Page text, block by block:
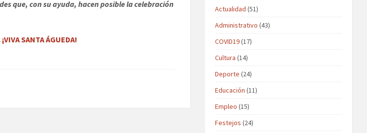
que, con su ayuda, hacen posible la celebración
SANTA ÁGUEDA!
Actualidad (51)
Administrativo (43)
COVID19(17)
Cultura (14)
Deporte (24)
Educación (11)
Empleo (15)
Festejos (24)